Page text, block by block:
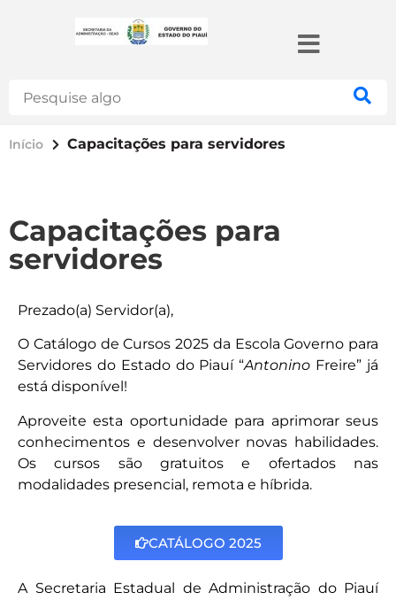
Início Capacitações para servidores
Capacitações para
servidores
Prezado(a) Servidor(a),
O Catálogo de Cursos 2025 da Escola Governo para
Servidores do Estado do Piauí “Antonino Freire” já
está disponível!
Aproveite esta oportunidade para aprimorar seus
conhecimentos e desenvolver novas habilidades.
Os cursos são gratuitos e ofertados nas
modalidades presencial, remota e híbrida.
CATÁLOGO 2025
A Secretaria Estadual de Administração do Piauí